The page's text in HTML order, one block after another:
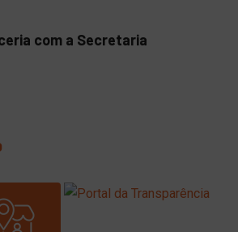
com a Secretaria